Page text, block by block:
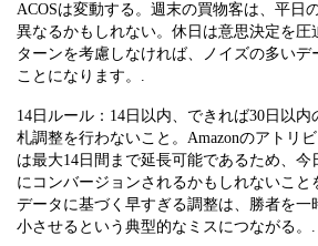
ACOSは変動する。週末の買物客は、平日
異なるかもしれない。休日は意思決定を圧
ターンを考慮しなければ、ノイズの多いデ
ことになります。.
14日ルール：14日以内、できれば30日以内
札調整を行わないこと。Amazonのアトリ
は最大14日間まで延長可能であるため、今
にコンバージョンされるかもしれないこと
データに基づく早すぎる調整は、勝者を一
小させるという典型的なミスにつながる。.